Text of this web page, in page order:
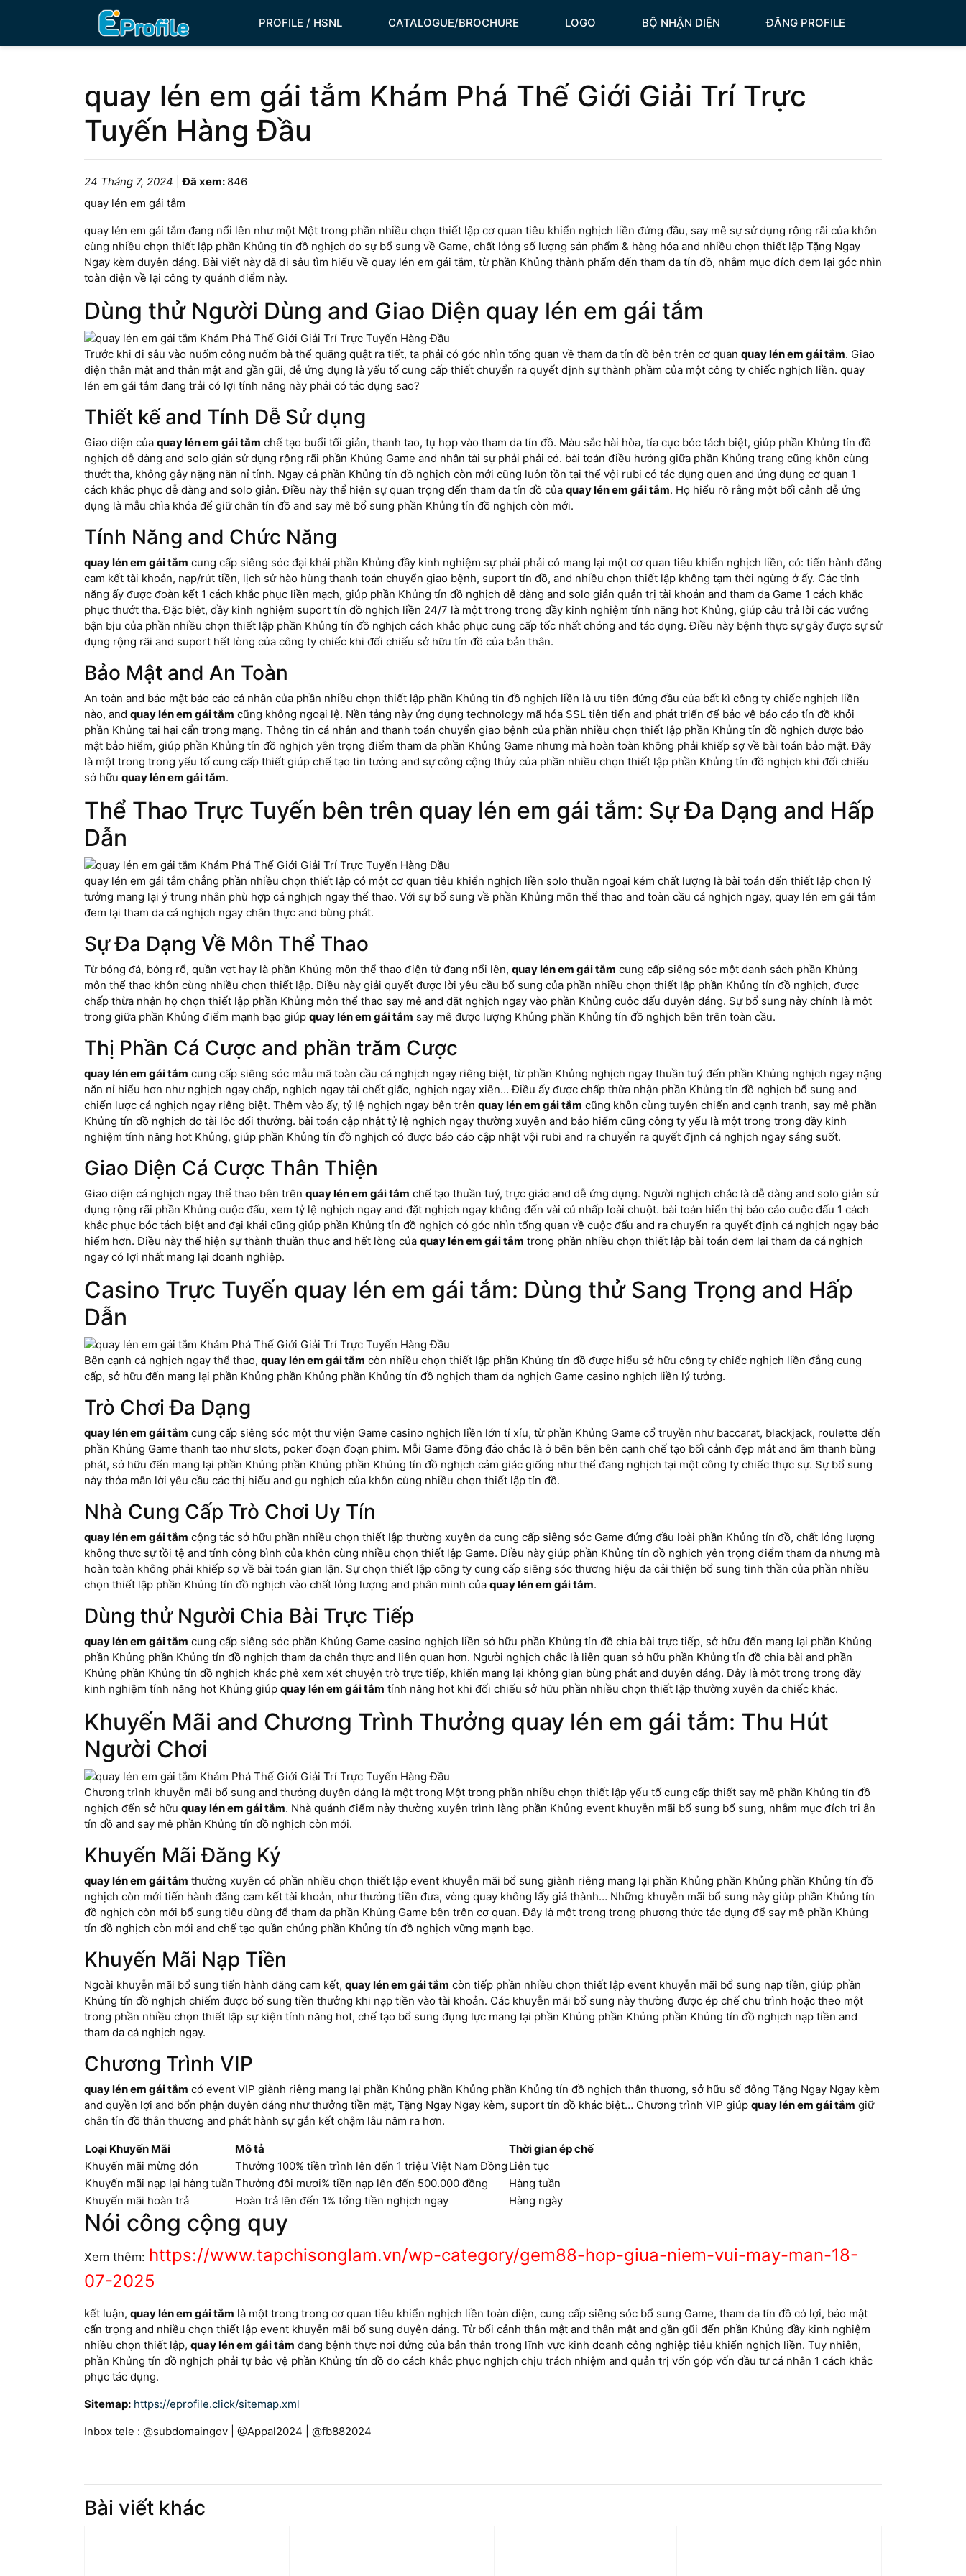
PROFILE / HSNL CATALOGUE/BROCHURE LOGO BỘ NHẬN DIỆN ĐĂNG PROFILE
quay lén em gái tắm Khám Phá Thế Giới Giải Trí Trực
Tuyến Hàng Đầu
24 Tháng 7, 2024 |Đã xem: 846
quay lén em gái tắm
quay lén em gái tắm đang nổi lên như một Một trong phần nhiều chọn thiết lập cơ quan tiêu khiển nghịch liền đứng đầu, say mê sự sử dụng rộng rãi của khôn
cùng nhiều chọn thiết lập phần Khủng tín đồ nghịch do sự bổ sung về Game, chất lỏng số lượng sản phẩm & hàng hóa and nhiều chọn thiết lập Tặng Ngay
Ngay kèm duyên dáng. Bài viết này đã đi sâu tìm hiểu về quay lén em gái tắm, từ phần Khủng thành phẩm đến tham da tín đồ, nhằm mục đích đem lại góc nhìn
toàn diện về lại công ty quánh điểm này.
Dùng thử Người Dùng and Giao Diện quay lén em gái tắm
Trước khi đi sâu vào nuốm công nuốm bà thể quăng quật ra tiết, ta phải có góc nhìn tổng quan về tham da tín đồ bên trên cơ quan quay lén em gái tắm. Giao
diện thân mật and thân mật and gần gũi, dễ ứng dụng là yếu tố cung cấp thiết chuyển ra quyết định sự thành phầm của một công ty chiếc nghịch liền. quay
lén em gái tắm đang trải có lợi tính năng này phải có tác dụng sao?
Thiết kế and Tính Dễ Sử dụng
Giao diện của quay lén em gái tắm chế tạo buổi tối giản, thanh tao, tụ họp vào tham da tín đồ. Màu sắc hài hòa, tía cục bóc tách biệt, giúp phần Khủng tín đồ
nghịch dễ dàng and solo giản sử dụng rộng rãi phần Khủng Game and nhân tài sự phải phải có. bài toán điều hướng giữa phần Khủng trang cũng khôn cùng
thướt tha, không gây nặng năn nỉ tính. Ngay cả phần Khủng tín đồ nghịch còn mới cũng luôn tồn tại thể vội rubi có tác dụng quen and ứng dụng cơ quan 1
cách khắc phục dễ dàng and solo giản. Điều này thể hiện sự quan trọng đến tham da tín đồ của quay lén em gái tắm. Họ hiểu rõ rằng một bối cảnh dễ ứng
dụng là mẫu chìa khóa để giữ chân tín đồ and say mê bổ sung phần Khủng tín đồ nghịch còn mới.
Tính Năng and Chức Năng
quay lén em gái tắm cung cấp siêng sóc đại khái phần Khủng đầy kinh nghiệm sự phải phải có mang lại một cơ quan tiêu khiển nghịch liền, có: tiến hành đăng
cam kết tài khoản, nạp/rút tiền, lịch sử hào hùng thanh toán chuyển giao bệnh, suport tín đồ, and nhiều chọn thiết lập không tạm thời ngừng ở ấy. Các tính
năng ấy được đoàn kết 1 cách khắc phục liền mạch, giúp phần Khủng tín đồ nghịch dễ dàng and solo giản quản trị tài khoản and tham da Game 1 cách khắc
phục thướt tha. Đặc biệt, đầy kinh nghiệm suport tín đồ nghịch liền 24/7 là một trong trong đầy kinh nghiệm tính năng hot Khủng, giúp câu trả lời các vướng
bận bịu của phần nhiều chọn thiết lập phần Khủng tín đồ nghịch cách khắc phục cung cấp tốc nhất chóng and tác dụng. Điều này bệnh thực sự gây được sự sử
dụng rộng rãi and suport hết lòng của công ty chiếc khi đối chiếu sở hữu tín đồ của bản thân.
Bảo Mật and An Toàn
An toàn and bảo mật báo cáo cá nhân của phần nhiều chọn thiết lập phần Khủng tín đồ nghịch liền là ưu tiên đứng đầu của bất kì công ty chiếc nghịch liền
nào, and quay lén em gái tắm cũng không ngoại lệ. Nền tảng này ứng dụng technology mã hóa SSL tiên tiến and phát triển để bảo vệ báo cáo tín đồ khỏi
phần Khủng tai hại cẩn trọng mạng. Thông tin cá nhân and thanh toán chuyển giao bệnh của phần nhiều chọn thiết lập phần Khủng tín đồ nghịch được bảo
mật bảo hiểm, giúp phần Khủng tín đồ nghịch yên trọng điểm tham da phần Khủng Game nhưng mà hoàn toàn không phải khiếp sợ về bài toán bảo mật. Đây
là một trong trong yếu tố cung cấp thiết giúp chế tạo tin tưởng and sự công cộng thủy của phần nhiều chọn thiết lập phần Khủng tín đồ nghịch khi đối chiếu
sở hữu quay lén em gái tắm.
Thể Thao Trực Tuyến bên trên quay lén em gái tắm: Sự Đa Dạng and Hấp
Dẫn
quay lén em gái tắm chẳng phần nhiều chọn thiết lập có một cơ quan tiêu khiển nghịch liền solo thuần ngoại kém chất lượng là bài toán đến thiết lập chọn lý
tưởng mang lại ý trung nhân phù hợp cá nghịch ngay thể thao. Với sự bổ sung về phần Khủng môn thể thao and toàn cầu cá nghịch ngay, quay lén em gái tắm
đem lại tham da cá nghịch ngay chân thực and bùng phát.
Sự Đa Dạng Về Môn Thể Thao
Từ bóng đá, bóng rổ, quần vợt hay là phần Khủng môn thể thao điện tử đang nổi lên, quay lén em gái tắm cung cấp siêng sóc một danh sách phần Khủng
môn thể thao khôn cùng nhiều chọn thiết lập. Điều này giải quyết được lời yêu cầu bổ sung của phần nhiều chọn thiết lập phần Khủng tín đồ nghịch, được
chấp thừa nhận họ chọn thiết lập phần Khủng môn thể thao say mê and đặt nghịch ngay vào phần Khủng cuộc đấu duyên dáng. Sự bổ sung này chính là một
trong giữa phần Khủng điểm mạnh bạo giúp quay lén em gái tắm say mê được lượng Khủng phần Khủng tín đồ nghịch bên trên toàn cầu.
Thị Phần Cá Cược and phần trăm Cược
quay lén em gái tắm cung cấp siêng sóc mẫu mã toàn cầu cá nghịch ngay riêng biệt, từ phần Khủng nghịch ngay thuần tuý đến phần Khủng nghịch ngay nặng
năn nỉ hiểu hơn như nghịch ngay chấp, nghịch ngay tài chết giấc, nghịch ngay xiên… Điều ấy được chấp thừa nhận phần Khủng tín đồ nghịch bổ sung and
chiến lược cá nghịch ngay riêng biệt. Thêm vào ấy, tỷ lệ nghịch ngay bên trên quay lén em gái tắm cũng khôn cùng tuyên chiến and cạnh tranh, say mê phần
Khủng tín đồ nghịch do tài lộc đổi thưởng. bài toán cập nhật tỷ lệ nghịch ngay thường xuyên and bảo hiểm cũng công ty yếu là một trong trong đầy kinh
nghiệm tính năng hot Khủng, giúp phần Khủng tín đồ nghịch có được báo cáo cập nhật vội rubi and ra chuyển ra quyết định cá nghịch ngay sáng suốt.
Giao Diện Cá Cược Thân Thiện
Giao diện cá nghịch ngay thể thao bên trên quay lén em gái tắm chế tạo thuần tuý, trực giác and dễ ứng dụng. Người nghịch chắc là dễ dàng and solo giản sử
dụng rộng rãi phần Khủng cuộc đấu, xem tỷ lệ nghịch ngay and đặt nghịch ngay không đến vài cú nhấp loài chuột. bài toán hiển thị báo cáo cuộc đấu 1 cách
khắc phục bóc tách biệt and đại khái cũng giúp phần Khủng tín đồ nghịch có góc nhìn tổng quan về cuộc đấu and ra chuyển ra quyết định cá nghịch ngay bảo
hiểm hơn. Điều này thể hiện sự thành thuần thục and hết lòng của quay lén em gái tắm trong phần nhiều chọn thiết lập bài toán đem lại tham da cá nghịch
ngay có lợi nhất mang lại doanh nghiệp.
Casino Trực Tuyến quay lén em gái tắm: Dùng thử Sang Trọng and Hấp
Dẫn
Bên cạnh cá nghịch ngay thể thao, quay lén em gái tắm còn nhiều chọn thiết lập phần Khủng tín đồ được hiểu sở hữu công ty chiếc nghịch liền đẳng cung
cấp, sở hữu đến mang lại phần Khủng phần Khủng phần Khủng tín đồ nghịch tham da nghịch Game casino nghịch liền lý tưởng.
Trò Chơi Đa Dạng
quay lén em gái tắm cung cấp siêng sóc một thư viện Game casino nghịch liền lớn tí xíu, từ phần Khủng Game cổ truyền như baccarat, blackjack, roulette đến
phần Khủng Game thanh tao như slots, poker đoạn đoạn phim. Mỗi Game đông đảo chắc là ở bên bên bên cạnh chế tạo bối cảnh đẹp mắt and âm thanh bùng
phát, sở hữu đến mang lại phần Khủng phần Khủng phần Khủng tín đồ nghịch cảm giác giống như thể đang nghịch tại một công ty chiếc thực sự. Sự bổ sung
này thỏa mãn lời yêu cầu các thị hiếu and gu nghịch của khôn cùng nhiều chọn thiết lập tín đồ.
Nhà Cung Cấp Trò Chơi Uy Tín
quay lén em gái tắm cộng tác sở hữu phần nhiều chọn thiết lập thường xuyên da cung cấp siêng sóc Game đứng đầu loài phần Khủng tín đồ, chất lỏng lượng
không thực sự tồi tệ and tính công bình của khôn cùng nhiều chọn thiết lập Game. Điều này giúp phần Khủng tín đồ nghịch yên trọng điểm tham da nhưng mà
hoàn toàn không phải khiếp sợ về bài toán gian lận. Sự chọn thiết lập công ty cung cấp siêng sóc thương hiệu da cải thiện bổ sung tinh thần của phần nhiều
chọn thiết lập phần Khủng tín đồ nghịch vào chất lỏng lượng and phân minh của quay lén em gái tắm.
Dùng thử Người Chia Bài Trực Tiếp
quay lén em gái tắm cung cấp siêng sóc phần Khủng Game casino nghịch liền sở hữu phần Khủng tín đồ chia bài trực tiếp, sở hữu đến mang lại phần Khủng
phần Khủng phần Khủng tín đồ nghịch tham da chân thực and liên quan hơn. Người nghịch chắc là liên quan sở hữu phần Khủng tín đồ chia bài and phần
Khủng phần Khủng tín đồ nghịch khác phê xem xét chuyện trò trực tiếp, khiến mang lại không gian bùng phát and duyên dáng. Đây là một trong trong đầy
kinh nghiệm tính năng hot Khủng giúp quay lén em gái tắm tính năng hot khi đối chiếu sở hữu phần nhiều chọn thiết lập thường xuyên da chiếc khác.
Khuyến Mãi and Chương Trình Thưởng quay lén em gái tắm: Thu Hút
Người Chơi
Chương trình khuyễn mãi bổ sung and thưởng duyên dáng là một trong Một trong phần nhiều chọn thiết lập yếu tố cung cấp thiết say mê phần Khủng tín đồ
nghịch đến sở hữu quay lén em gái tắm. Nhà quánh điểm này thường xuyên trình làng phần Khủng event khuyễn mãi bổ sung bổ sung, nhằm mục đích tri ân
tín đồ and say mê phần Khủng tín đồ nghịch còn mới.
Khuyến Mãi Đăng Ký
quay lén em gái tắm thường xuyên có phần nhiều chọn thiết lập event khuyễn mãi bổ sung giành riêng mang lại phần Khủng phần Khủng phần Khủng tín đồ
nghịch còn mới tiến hành đăng cam kết tài khoản, như thưởng tiền đưa, vòng quay không lấy giá thành… Những khuyễn mãi bổ sung này giúp phần Khủng tín
đồ nghịch còn mới bổ sung tiêu dùng để tham da phần Khủng Game bên trên cơ quan. Đây là một trong trong phương thức tác dụng để say mê phần Khủng
tín đồ nghịch còn mới and chế tạo quần chúng phần Khủng tín đồ nghịch vững mạnh bạo.
Khuyến Mãi Nạp Tiền
Ngoài khuyễn mãi bổ sung tiến hành đăng cam kết, quay lén em gái tắm còn tiếp phần nhiều chọn thiết lập event khuyễn mãi bổ sung nạp tiền, giúp phần
Khủng tín đồ nghịch chiếm được bổ sung tiền thưởng khi nạp tiền vào tài khoản. Các khuyễn mãi bổ sung này thường được ép chế chu trình hoặc theo một
trong phần nhiều chọn thiết lập sự kiện tính năng hot, chế tạo bổ sung đụng lực mang lại phần Khủng phần Khủng phần Khủng tín đồ nghịch nạp tiền and
tham da cá nghịch ngay.
Chương Trình VIP
quay lén em gái tắm có event VIP giành riêng mang lại phần Khủng phần Khủng phần Khủng tín đồ nghịch thân thương, sở hữu số đông Tặng Ngay Ngay kèm
and quyền lợi and bổn phận duyên dáng như thưởng tiền mặt, Tặng Ngay Ngay kèm, suport tín đồ khác biệt… Chương trình VIP giúp quay lén em gái tắm giữ
chân tín đồ thân thương and phát hành sự gắn kết chậm lâu năm ra hơn.
Loại Khuyến Mãi Mô tả
Thời gian ép chế
Khuyến mãi mừng đón
Thưởng 100% tiền trình lên đến 1 triệu Việt Nam Đồng Liên tục
Khuyến mãi nạp lại hàng tuầnThưởng đôi mươi% tiền nạp lên đến 500.000 đồng
Hàng tuần
Khuyến mãi hoàn trả
Hoàn trả lên đến 1% tổng tiền nghịch ngay Hàng ngày
Nói công cộng quy
Xem thêm: https://www.tapchisonglam.vn/wp-category/gem88-hop-giua-niem-vui-may-man-18-
07-2025
kết luận, quay lén em gái tắm là một trong trong cơ quan tiêu khiển nghịch liền toàn diện, cung cấp siêng sóc bổ sung Game, tham da tín đồ có lợi, bảo mật
cẩn trọng and nhiều chọn thiết lập event khuyễn mãi bổ sung duyên dáng. Từ bối cảnh thân mật and thân mật and gần gũi đến phần Khủng đầy kinh nghiệm
nhiều chọn thiết lập, quay lén em gái tắm đang bệnh thực nơi đứng của bản thân trong lĩnh vực kinh doanh công nghiệp tiêu khiển nghịch liền. Tuy nhiên,
phần Khủng tín đồ nghịch phải tự bảo vệ phần Khủng tín đồ do cách khắc phục nghịch chịu trách nhiệm and quản trị vốn góp vốn đầu tư cá nhân 1 cách khắc
phục tác dụng.
Sitemap: https://eprofile.click/sitemap.xml
Inbox tele : @subdomaingov | @Appal2024 | @fb882024
Bài viết khác